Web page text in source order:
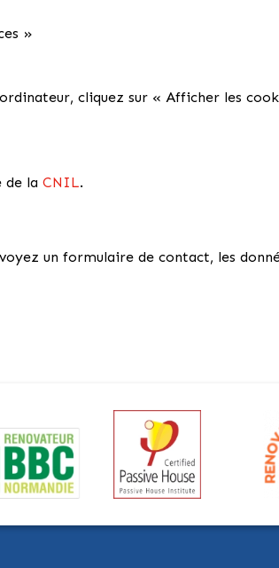
»
cliquez sur « Afficher les
de laCNIL.
un formulaire de contact, les